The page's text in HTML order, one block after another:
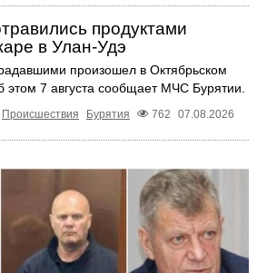
продуктами
в Улан-Удэ
произошел в Октябрьском
этом 7 августа сообщает МЧС Бурятии.
Происшествия Бурятия 762 07.08.2026